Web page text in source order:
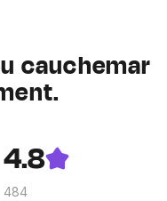
cauchemar
4.8
484